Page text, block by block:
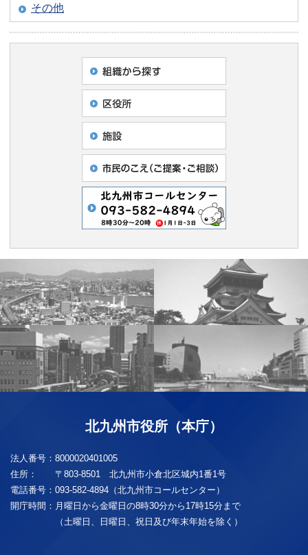
その他
北九州市役所（本庁）
法人番号： 8000020401005
住所：
〒803-8501 北九州市小倉北区城内1番1号
電話番号： 093-582-4894（北九州市コールセンター）
開庁時間： 月曜日から金曜日の8時30分から17時15分まで
（土曜日、日曜日、祝日及び年末年始を除く）